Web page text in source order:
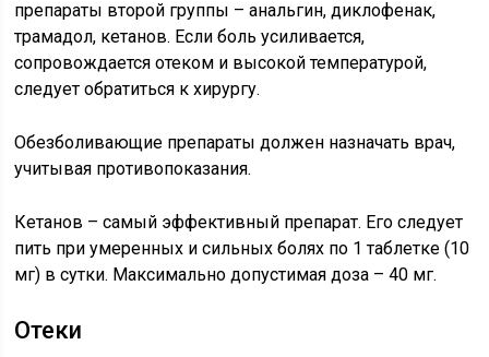
препараты второй группы – анальгин, диклофенак,
трамадол, кетанов. Если боль усиливается,
сопровождается отеком и высокой температурой,
следует обратиться к хирургу.
Обезболивающие препараты должен назначать врач,
учитывая противопоказания.
Кетанов – самый эффективный препарат. Его следует
пить при умеренных и сильных болях по 1 таблетке (10
мг) в сутки. Максимально допустимая доза – 40 мг.
Отеки